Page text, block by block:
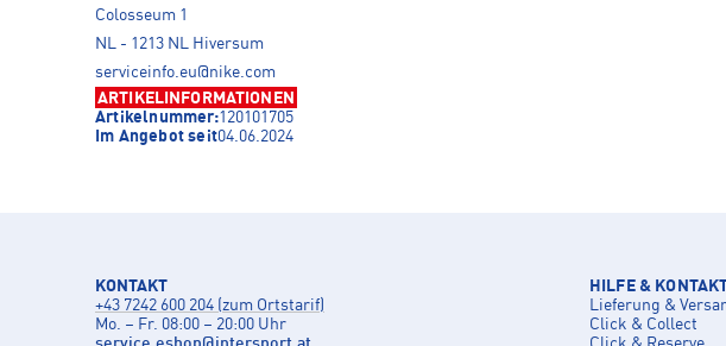
Colosseum 1
NL - 1213 NL Hiversum
serviceinfo.eu@nike.com
ARTIKELINFORMATIONEN
Artikelnummer:120101705
Im Angebot seit04.06.2024
KONTAKT
+43 7242 600 204 (zum Ortstarif)
Mo. – Fr. 08:00 – 20:00 Uhr
HILFE &
Lieferung &
Click & Collect